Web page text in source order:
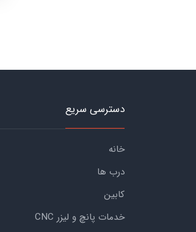
دسترسی سریع
خانه
درب ها
کابین
خدمات پانچ و لیزر CNC